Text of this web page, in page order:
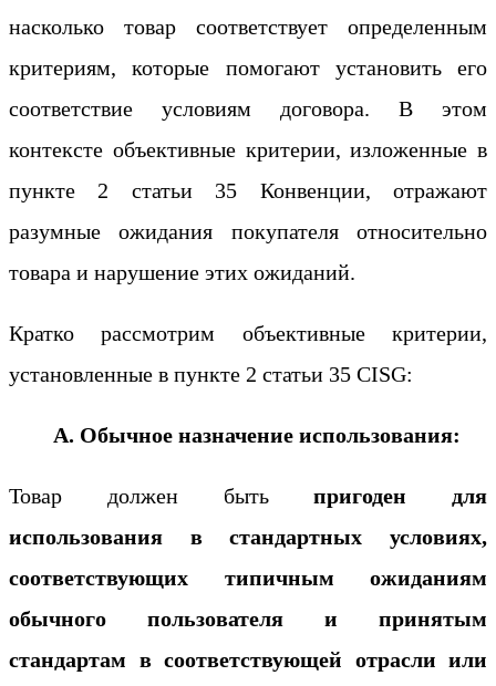
насколько товар соответствует определенным
критериям, которые помогают установить его
соответствие условиям договора. В этом
контексте объективные критерии, изложенные в
пункте 2 статьи 35 Конвенции, отражают
разумные ожидания покупателя относительно
товара и нарушение этих ожиданий.
Кратко рассмотрим объективные критерии,
установленные в пункте 2 статьи 35 CISG:
А. Обычное назначение использования:
Товар должен бытьпригоден для
использования в стандартных условиях,
соответствующих типичным ожиданиям
обычного пользователя и принятым
стандартам в соответствующей отрасли или